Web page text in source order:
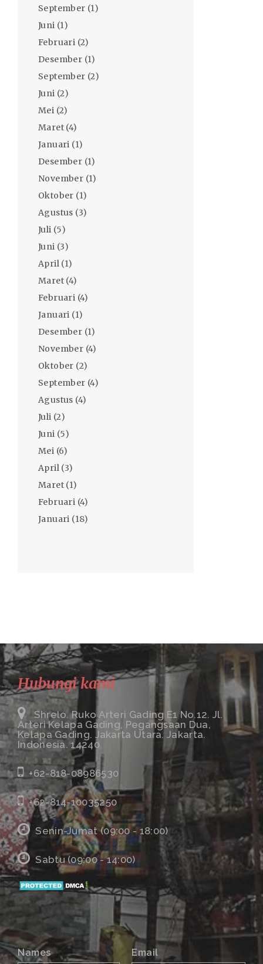
September (1)
Juni (1)
Februari (2)
Desember (1)
September (2)
Juni (2)
Mei (2)
Maret (4)
Januari (1)
Desember (1)
November (1)
Oktober (1)
Agustus (3)
Juli (5)
Juni (3)
April (1)
Maret (4)
Februari (4)
Januari (1)
Desember (1)
November (4)
Oktober (2)
September (4)
Agustus (4)
Juli (2)
Juni (5)
Mei (6)
April (3)
Maret (1)
Februari (4)
Januari (18)
Hubungi kami
Shrelo. Ruko Arteri Gading E1 No.12. Jl.
Arteri Kelapa Gading, Pegangsaan Dua,
Kelapa Gading. Jakarta Utara. Jakarta.
Indonesia. 14240
+62-818-08986530
+62-814-10035250
Senin-Jumat (09:00 - 18:00)
Sabtu (09:00 - 14:00)
Names Email